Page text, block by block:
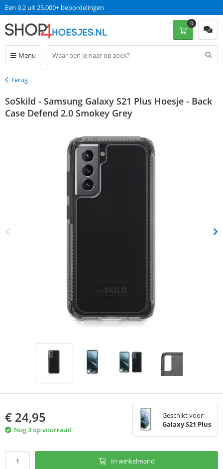
Een 9.2 uit 25.000+ beoordelingen
Menu
0
Terug
Terug
SoSkild - Samsung Galaxy S21 Plus Hoesje - Back
Case Defend 2.0 Smokey Grey
€ 24,95
Nog 3 op voorraad
Geschikt voor:
Galaxy S21 Plus
In winkelmand